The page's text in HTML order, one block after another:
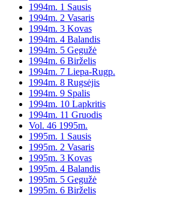
1994m. 1 Sausis
1994m. 2 Vasaris
1994m. 3 Kovas
1994m. 4 Balandis
1994m. 5 Gegužė
1994m. 6 Birželis
1994m. 7 Liepa-Rugp.
1994m. 8 Rugsėjis
1994m. 9 Spalis
1994m. 10 Lapkritis
1994m. 11 Gruodis
Vol. 46 1995m.
1995m. 1 Sausis
1995m. 2 Vasaris
1995m. 3 Kovas
1995m. 4 Balandis
1995m. 5 Gegužė
1995m. 6 Birželis